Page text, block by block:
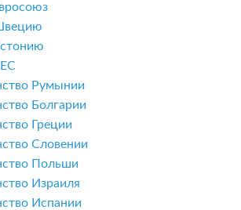
Румынии
Болгарии
Греции
Словении
Польши
Израиля
Испании